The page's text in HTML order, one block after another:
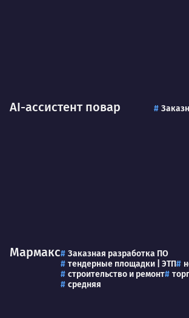
AI-ассистент повар
Мармакс
Заказная разработка ПО
тендерные площадки | ЭТП
строительство и ремонт
средняя